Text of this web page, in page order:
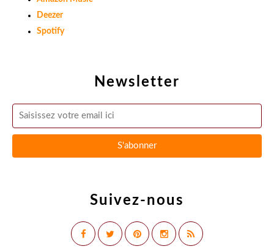
Newsletter
Suivez-nous
Deezer
Spotify